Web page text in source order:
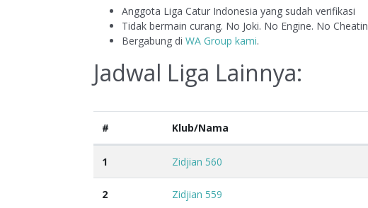
Anggota Liga Catur Indonesia yang sudah verifikasi
Tidak bermain curang. No Joki. No Engine. No
Bergabung di WA Group kami.
Jadwal Liga Lainnya:
# Klub/Nama
1 Zidjian 560
2 Zidjian 559